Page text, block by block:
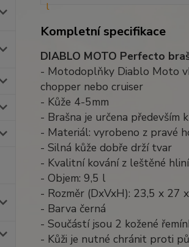
Kompletní specifikace
DIABLO MOTO Perfecto
- Motodoplňky Diablo Moto
chopper nebo cruiser
- Kůže 4-5mm
- Brašna je určena především
- Materiál: vyrobeno z pravé
- Silná kůže dobře drží tvar
- Kvalitní kování z leštěné
- Objem: 9,5 l
- Rozměr (DxVxH): 23,5 x 27
- Barva černá
- Součástí jsou 2 kožené
- Kůži je nutné chránit proti